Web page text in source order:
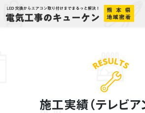
Skip
to
施工実績（テレビア